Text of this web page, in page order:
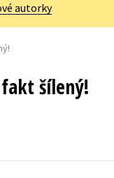
Učebnice
autorky
fakt šílený!